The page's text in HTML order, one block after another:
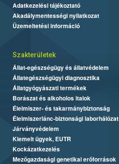
Adatkezelési tájékoztató
Akadálymentességi nyilatkozat
Üzemeltetési információ
Szakterületek
Állat-egészségügy és állatvédelem
Állategészségügyi diagnosztika
Állatgyógyászati termékek
Borászat és alkoholos italok
Élelmiszer- és takarmánybiztonság
Élelmiszerlánc-biztonsági laborhálózat
Járványvédelem
Kiemelt ügyek, EUTR
Kockázatkezelés
Mezőgazdasági genetikai erőforrások